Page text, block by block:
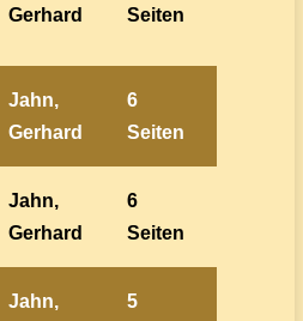
Gerhard
Seiten
Jahn,
Gerhard
6
Seiten
Jahn,
Gerhard
6
Seiten
Jahn,
5